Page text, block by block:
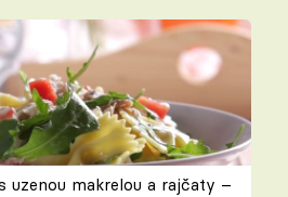
uzenou makrelou a rajčaty –